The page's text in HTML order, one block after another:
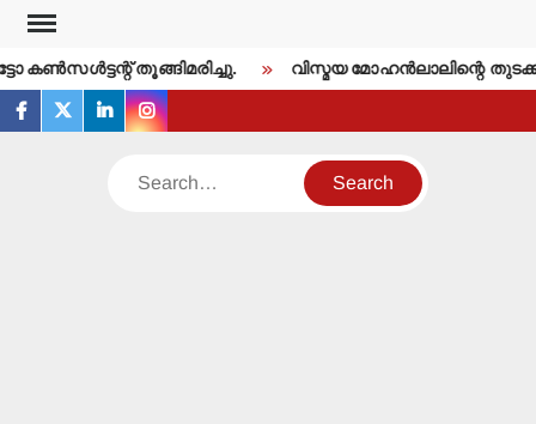
Skip
content
കണ്‍സള്‍ട്ടന്റ് തൂങ്ങിമരിച്ചു. വിസ്മയ മോഹന്‍ലാലിന്റെ
facebook
twitterlinkedininstagram
Search